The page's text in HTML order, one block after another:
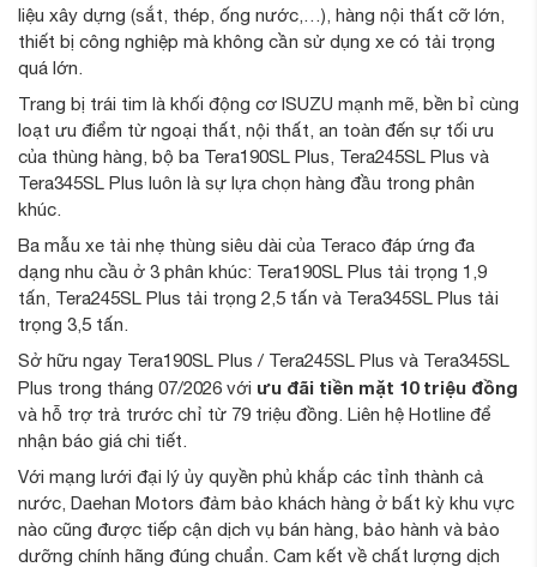
liệu xây dựng (sắt, thép, ống nước,…), hàng nội thất cỡ lớn,
thiết bị công nghiệp mà không cần sử dụng xe có tải trọng
quá lớn.
Trang bị trái tim là khối động cơ ISUZU mạnh mẽ, bền bỉ cùng
loạt ưu điểm từ ngoại thất, nội thất, an toàn đến sự tối ưu
của thùng hàng, bộ ba Tera190SL Plus, Tera245SL Plus và
Tera345SL Plus luôn là sự lựa chọn hàng đầu trong phân
khúc.
Ba mẫu xe tải nhẹ thùng siêu dài của Teraco đáp ứng đa
dạng nhu cầu ở 3 phân khúc: Tera190SL Plus tải trọng 1,9
tấn, Tera245SL Plus tải trọng 2,5 tấn và Tera345SL Plus tải
trọng 3,5 tấn.
Sở hữu ngay Tera190SL Plus / Tera245SL Plus và Tera345SL
Plus trong tháng 07/2026 với ưu đãi tiền mặt 10 triệu đồng
và hỗ trợ trả trước chỉ từ 79 triệu đồng. Liên hệ Hotline để
nhận báo giá chi tiết.
Với mạng lưới đại lý ủy quyền phủ khắp các tỉnh thành cả
nước, Daehan Motors đảm bảo khách hàng ở bất kỳ khu vực
nào cũng được tiếp cận dịch vụ bán hàng, bảo hành và bảo
dưỡng chính hãng đúng chuẩn. Cam kết về chất lượng dịch